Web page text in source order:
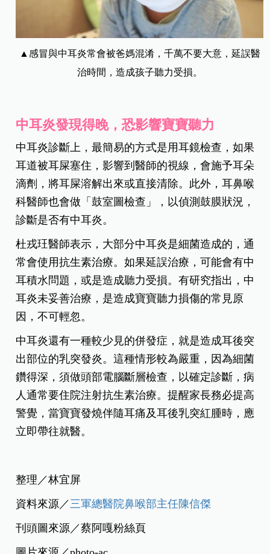
▲感冒與中耳炎常會被爸媽混淆，千萬不要大意，延誤醫
治時間，造成孩子聽力受損。
中耳炎發現得晚，恐影響寶寶聽力
中耳炎診斷上，最簡易的方式是用耳鏡檢查，如果
耳道被耳屎塞住，影響到醫師的視線，會施予耳朵
滴劑，將耳屎溶解出來或直接清除。此外，耳鼻喉
科醫師也會做「鼓室圖檢查」，以偵測鼓膜狀況，
診斷是否有中耳炎。
杜戎玨醫師表示，大部分中耳炎是細菌造成的，通
常會使用抗生素治療。如果延誤治療，可能會有中
耳積水問題，或是造成聽力受損。有研究指出，中
耳炎未妥善治療，是造成寶寶聽力損傷的常見原
因，不可輕忽。
中耳炎還有一種較少見的併發症，就是造成耳後突
出部位的乳突發炎。這種情形較為嚴重，因為細菌
鑽得深，須做頭部電腦斷層檢查，以確定診斷，病
人通常要住院注射抗生素治療。提醒家長務必提高
警覺，當寶寶發燒伴隨耳痛及耳後乳突紅腫時，應
立即帶往就醫。
整理／林宜屏
資料來源／ 三軍總醫院鼻喉部主任陳信傑
刊頭圖來源／蔡阿嘎粉絲頁